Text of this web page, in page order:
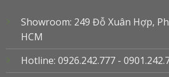
Showroom: 249 Đỗ Xuân Hợp,
HCM
Hotline: 0926.242.777 -